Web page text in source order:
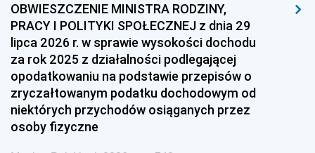
OBWIESZCZENIE MINISTRA RODZINY,
PRACY I POLITYKI SPOŁECZNEJ z dnia 29
lipca 2026 r. w sprawie wysokości dochodu
za rok 2025 z działalności podlegającej
opodatkowaniu na podstawie przepisów o
zryczałtowanym podatku dochodowym od
niektórych przychodów osiąganych przez
osoby fizyczne